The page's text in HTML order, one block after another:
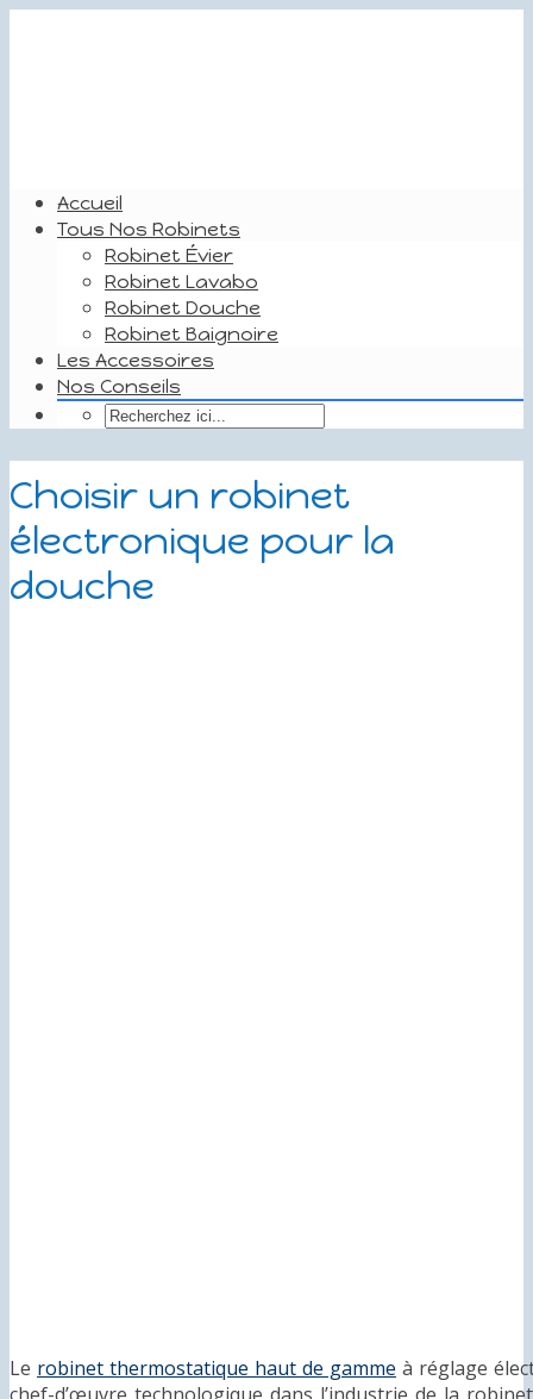
Accueil
Tous Nos Robinets
Robinet Évier
Robinet Lavabo
Robinet Douche
Robinet Baignoire
Les Accessoires
Nos Conseils
Choisir un robinet
électronique pour la
douche
Le robinet thermostatique haut de gamme à réglage